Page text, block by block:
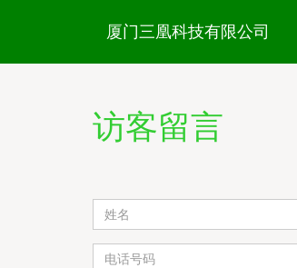
厦门三凰科技有限公司
访客留言